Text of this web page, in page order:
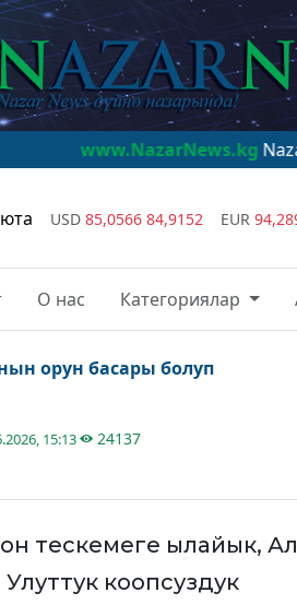
NazarNews -
USD 85,0566 84,9152 EUR
О нас Категориялар
орун басары болуп
15:13
24137
тескемеге ылайык,
коопсуздук